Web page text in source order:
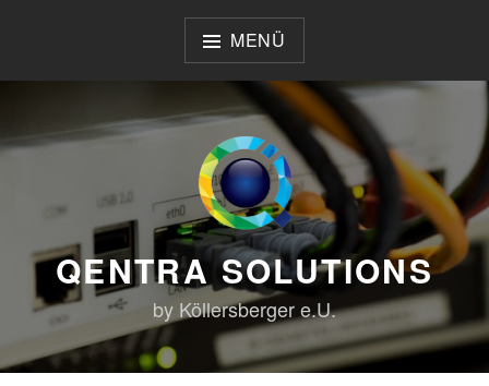
MENÜ
QENTRA SOLUTIONS
by Köllersberger e.U.